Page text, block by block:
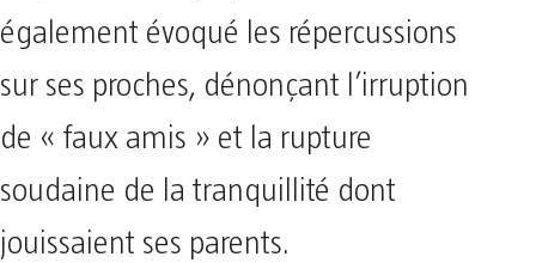
également évoqué les répercussions
sur ses proches, dénonçant l’irruption
de « faux amis » et la rupture
soudaine de la tranquillité dont
jouissaient ses parents.